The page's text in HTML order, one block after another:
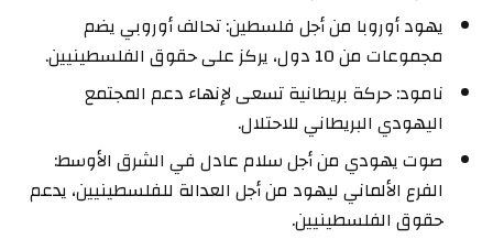
يهود أوروبا من أجل فلسطين: تحالف أوروبي يضم
مجموعات من 10 دول، يركز على حقوق الفلسطينيين.
نامود: حركة بريطانية تسعى لإنهاء دعم المجتمع
اليهودي البريطاني للاحتلال.
صوت يهودي من أجل سلام عادل في الشرق الأوسط:
الفرع الألماني ليهود من أجل العدالة للفلسطينيين، يدعم
حقوق الفلسطينيين.